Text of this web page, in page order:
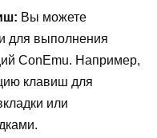
Вы можете
для выполнения
ConEmu. Например,
клавиш для
или